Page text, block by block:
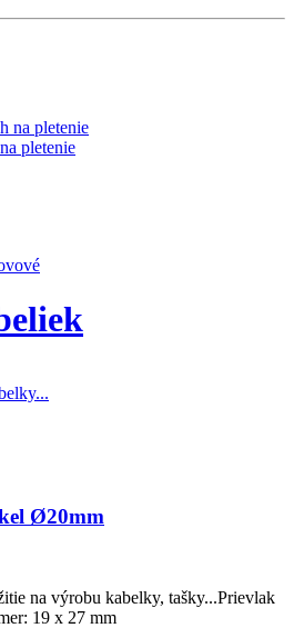
na pletenie
pletenie
Ø20mm
na výrobu kabelky, tašky...Prievlak
19 x 27 mm